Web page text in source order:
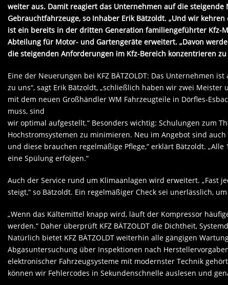
weiter aus. Damit reagiert das Unternehmen auf die
Gebrauchtfahrzeuge, so Inhaber Erik Bätzoldt. „Und wir
ist ein bereits in der dritten Generation familiengeführter Kfz-
Abteilung für Motor- und Gartengeräte erweitert. „Davon
die steigenden Anforderungen im Kfz-Bereich konzentrieren zu
Eine der Neuerungen bei KFZ BÄTZOLDT: Das Unternehmen
zu uns“, sagt Erik Bätzoldt, „schließlich haben wir zwei
mit dem neuen Großhändler WM Fahrzeugteile in Dörfles-
muss, sind
wir optimal aufgestellt.“ Besonders wichtig: Schulungen zum
Hochstromsystemen zu minimieren. Neu im Angebot sind
und diese brauchen regelmäßige Pflege,“ erklärt Bätzoldt.
eine Spülung erfolgen.“
Auch der Service rund um Klimaanlagen wird erweitert. „Fast
steigt,“ so Bätzoldt. Ein regelmäßiger Check sei unerlässlich,
„Wenn das Kältemittel knapp wird, läuft der Kompressor
werden.“ Daher überprüft KFZ BÄTZOLDT die Dichtheit,
Natürlich bietet KFZ BÄTZOLDT weiterhin alle gängigen
Abgasuntersuchung über Inspektionen nach
elektronischer Fahrzeugsysteme mit modernster Technik
können wir Fehlercodes in Sekundenschnelle auslesen und